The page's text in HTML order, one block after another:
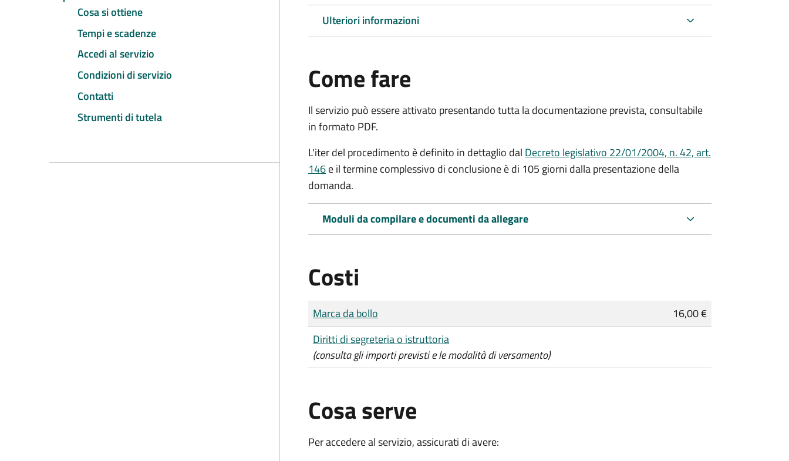
Cosa si ottiene
Tempi e scadenze
Accedi al servizio
Condizioni di servizio
Contatti
Strumenti di tutela
Ulteriori informazioni
Come fare
Il servizio può essere attivato presentando tutta la documentazione prevista, consultabile
in formato PDF.
L'iter del procedimento è definito in dettaglio dal Decreto legislativo 22/01/2004, n. 42, art.
146e il termine complessivo di conclusione è di 105 giorni dalla presentazione della
domanda.
Moduli da compilare e documenti da allegare
Costi
Tipo di pagamento
Importo
Marca da bollo
16,00 €
Diritti di segreteria o istruttoria
(consulta gli importi previsti e le modalità di versamento)
Cosa serve
Per accedere al servizio, assicurati di avere: